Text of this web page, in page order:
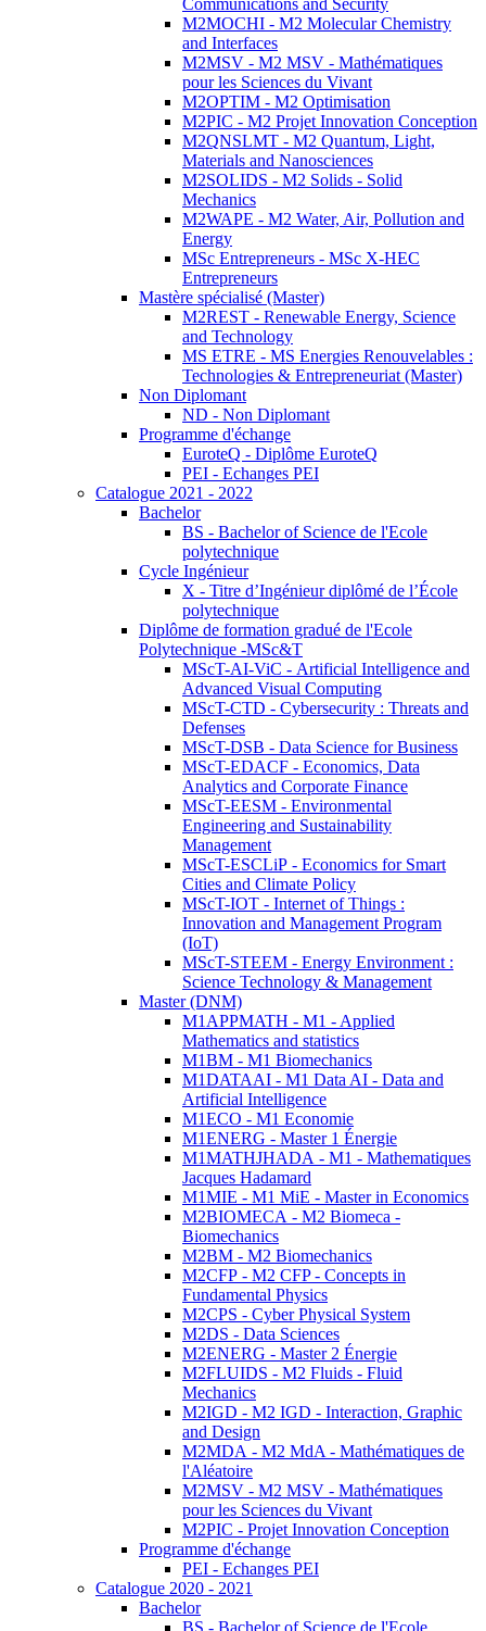
Communications and Security
M2MOCHI - M2 Molecular Chemistry
and Interfaces
M2MSV - M2 MSV - Mathématiques
pour les Sciences du Vivant
M2OPTIM - M2 Optimisation
M2PIC - M2 Projet Innovation Conception
M2QNSLMT - M2 Quantum, Light,
Materials and Nanosciences
M2SOLIDS - M2 Solids - Solid
Mechanics
M2WAPE - M2 Water, Air, Pollution and
Energy
MSc Entrepreneurs - MSc X-HEC
Entrepreneurs
Mastère spécialisé (Master)
M2REST - Renewable Energy, Science
and Technology
MS ETRE - MS Energies Renouvelables :
Technologies & Entrepreneuriat (Master)
Non Diplomant
ND - Non Diplomant
Programme d'échange
EuroteQ - Diplôme EuroteQ
PEI - Echanges PEI
Catalogue 2021 - 2022
Bachelor
BS - Bachelor of Science de l'Ecole
polytechnique
Cycle Ingénieur
X - Titre d’Ingénieur diplômé de l’École
polytechnique
Diplôme de formation gradué de l'Ecole
Polytechnique -MSc&T
MScT-AI-ViC - Artificial Intelligence and
Advanced Visual Computing
MScT-CTD - Cybersecurity : Threats and
Defenses
MScT-DSB - Data Science for Business
MScT-EDACF - Economics, Data
Analytics and Corporate Finance
MScT-EESM - Environmental
Engineering and Sustainability
Management
MScT-ESCLiP - Economics for Smart
Cities and Climate Policy
MScT-IOT - Internet of Things :
Innovation and Management Program
(IoT)
MScT-STEEM - Energy Environment :
Science Technology & Management
Master (DNM)
M1APPMATH - M1 - Applied
Mathematics and statistics
M1BM - M1 Biomechanics
M1DATAAI - M1 Data AI - Data and
Artificial Intelligence
M1ECO - M1 Economie
M1ENERG - Master 1 Énergie
M1MATHJHADA - M1 - Mathematiques
Jacques Hadamard
M1MIE - M1 MiE - Master in Economics
M2BIOMECA - M2 Biomeca -
Biomechanics
M2BM - M2 Biomechanics
M2CFP - M2 CFP - Concepts in
Fundamental Physics
M2CPS - Cyber Physical System
M2DS - Data Sciences
M2ENERG - Master 2 Énergie
M2FLUIDS - M2 Fluids - Fluid
Mechanics
M2IGD - M2 IGD - Interaction, Graphic
and Design
M2MDA - M2 MdA - Mathématiques de
l'Aléatoire
M2MSV - M2 MSV - Mathématiques
pour les Sciences du Vivant
M2PIC - Projet Innovation Conception
Programme d'échange
PEI - Echanges PEI
Catalogue 2020 - 2021
Bachelor
BS - Bachelor of Science de l'Ecole